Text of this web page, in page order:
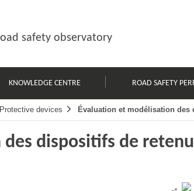
safety observatory
KNOWLEDGE CENTRE ROAD SAFETY
Protective devices Évaluation et modélisation
dispositifs de